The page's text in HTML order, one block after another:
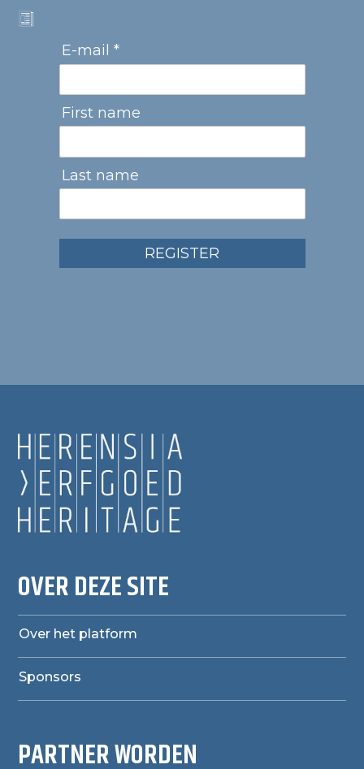
E-mail *
First name
Last name
REGISTER
OVER DEZE SITE
Over het platform
Sponsors
PARTNER WORDEN